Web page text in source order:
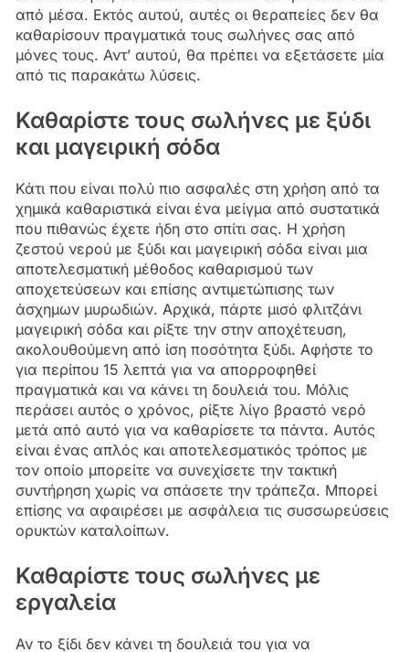
από μέσα. Εκτός αυτού, αυτές οι θεραπείες δεν θα
καθαρίσουν πραγματικά τους σωλήνες σας από
μόνες τους. Αντ’ αυτού, θα πρέπει να εξετάσετε μία
από τις παρακάτω λύσεις.
Καθαρίστε τους σωλήνες με ξύδι
και μαγειρική σόδα
Κάτι που είναι πολύ πιο ασφαλές στη χρήση από τα
χημικά καθαριστικά είναι ένα μείγμα από συστατικά
που πιθανώς έχετε ήδη στο σπίτι σας. Η χρήση
ζεστού νερού με ξύδι και μαγειρική σόδα είναι μια
αποτελεσματική μέθοδος καθαρισμού των
αποχετεύσεων και επίσης αντιμετώπισης των
άσχημων μυρωδιών. Αρχικά, πάρτε μισό φλιτζάνι
μαγειρική σόδα και ρίξτε την στην αποχέτευση,
ακολουθούμενη από ίση ποσότητα ξύδι. Αφήστε το
για περίπου 15 λεπτά για να απορροφηθεί
πραγματικά και να κάνει τη δουλειά του. Μόλις
περάσει αυτός ο χρόνος, ρίξτε λίγο βραστό νερό
μετά από αυτό για να καθαρίσετε τα πάντα. Αυτός
είναι ένας απλός και αποτελεσματικός τρόπος με
τον οποίο μπορείτε να συνεχίσετε την τακτική
συντήρηση χωρίς να σπάσετε την τράπεζα. Μπορεί
επίσης να αφαιρέσει με ασφάλεια τις συσσωρεύσεις
ορυκτών καταλοίπων.
Καθαρίστε τους σωλήνες με
εργαλεία
Αν το ξίδι δεν κάνει τη δουλειά του για να